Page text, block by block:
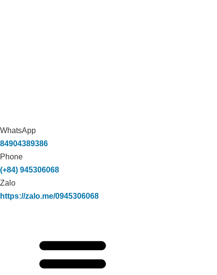
WhatsApp
84904389386
Phone
(+84) 945306068
Zalo
https://zalo.me/0945306068